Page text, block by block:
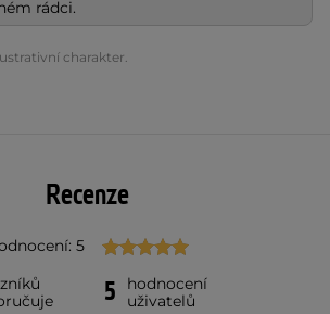
rádci.
charakter.
Recenze
5
5
hodnocení
uživatelů